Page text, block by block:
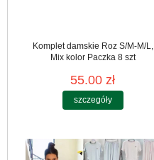
Komplet damskie Roz S/M-M/L,
Mix kolor Paczka 8 szt
55.00 zł
szczegóły